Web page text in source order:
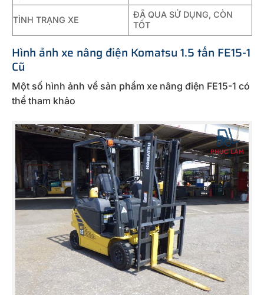
TÌNH TRẠNG XE
ĐÃ QUA SỬ DỤNG, CÒN
TỐT
Hình ảnh xe nâng điện Komatsu 1.5 tấn FE15-1
Cũ
Một số hình ảnh về sản phẩm xe nâng điện FE15-1 có
thể tham khảo